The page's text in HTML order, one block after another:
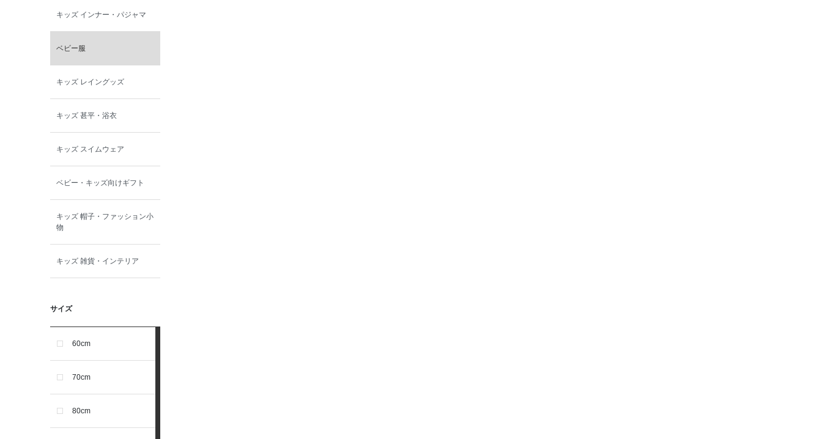
キッズ インナー・パジャマ
ベビー服
キッズ レイングッズ
キッズ 甚平・浴衣
キッズ スイムウェア
ベビー・キッズ向けギフト
キッズ 帽子・ファッション小
物
キッズ 雑貨・インテリア
サイズ
60cm
70cm
80cm